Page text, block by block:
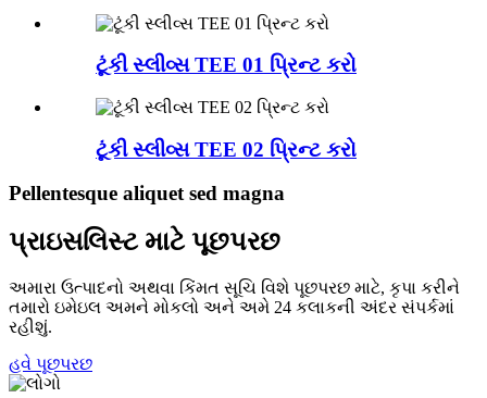
ટૂંકી સ્લીવ્સ TEE 01 પ્રિન્ટ કરો
ટૂંકી સ્લીવ્સ TEE 02 પ્રિન્ટ કરો
Pellentesque aliquet sed magna
પ્રાઇસલિસ્ટ માટે પૂછપરછ
અમારા ઉત્પાદનો અથવા કિંમત સૂચિ વિશે પૂછપરછ માટે, કૃપા કરીને
તમારો ઇમેઇલ અમને મોકલો અને અમે 24 કલાકની અંદર સંપર્કમાં
રહીશું.
હવે પૂછપરછ